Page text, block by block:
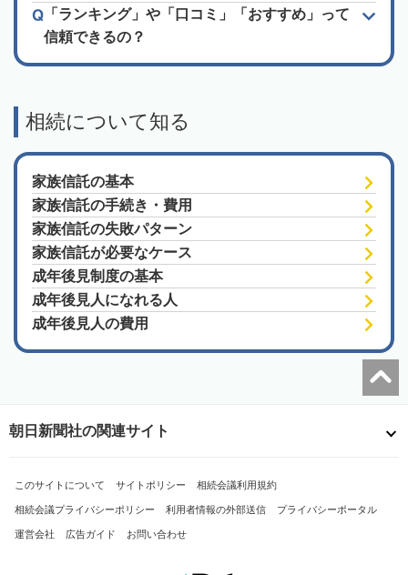
「ランキング」や「口コミ」「おすすめ」って
信頼できるの？
相続について知る
家族信託の基本
家族信託の手続き・費用
家族信託の失敗パターン
家族信託が必要なケース
成年後見制度の基本
成年後見人になれる人
成年後見人の費用
朝日新聞社の関連サイト
このサイトについて サイトポリシー 相続会議利用規約
相続会議プライバシーポリシー 利用者情報の外部送信 プライバシーポータル
運営会社 広告ガイド お問い合わせ